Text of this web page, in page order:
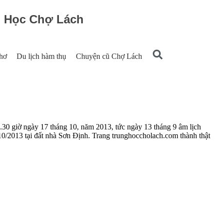
Chợ Lách
Du lịch hàm thụ Chuyện cũ Chợ Lách
giờ ngày 17 tháng 10, năm 2013, tức ngày 13 tháng 9 âm lịch
tại đất nhà Sơn Định. Trang trunghoccholach.com thành thật